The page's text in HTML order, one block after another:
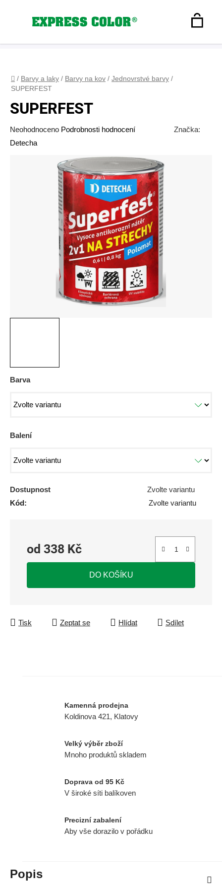
Hledat
Domů
/ Barvy a laky / Barvy na kov / Jednovrstvé barvy /
SUPERFEST
Barva
Balení
Dostupnost
Zvolte variantu
Kód:
Zvolte variantu
od 338 Kč
Měrná cena:
DO KOŠÍKU
Tisk Zeptat se Hlídat Sdílet
SUPERFEST
Průměrné
hodnocení
Neohodnoceno Podrobnosti hodnocení
Značka:
Detecha
Kamenná prodejna
Koldinova 421, Klatovy
Velký výběr zboží
Mnoho produktů skladem
Doprava od 95 Kč
V široké síti balíkoven
Precizní zabalení
Aby vše dorazilo v pořádku